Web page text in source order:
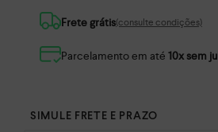
Frete grátis(consulte condições)
Parcelamento em até 10x sem